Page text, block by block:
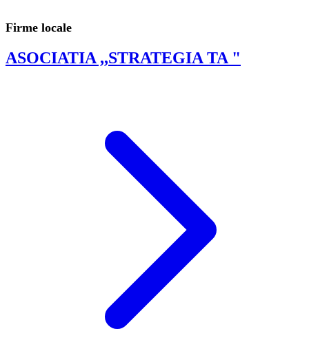
Firme locale
ASOCIATIA ,,STRATEGIA TA "